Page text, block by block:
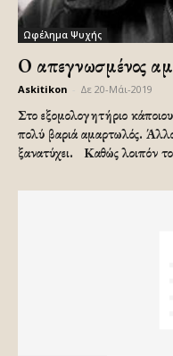
Ωφέλημα Ψυχής
Ο απεγνωσμένος
Askitikon Δε 20-Μάι-2019
Στο εξομολογητήριο
πολύ βαριά αμαρτωλός.
ξανατύχει. Καθώς λοιπόν